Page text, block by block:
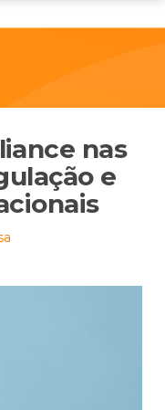
nas
e